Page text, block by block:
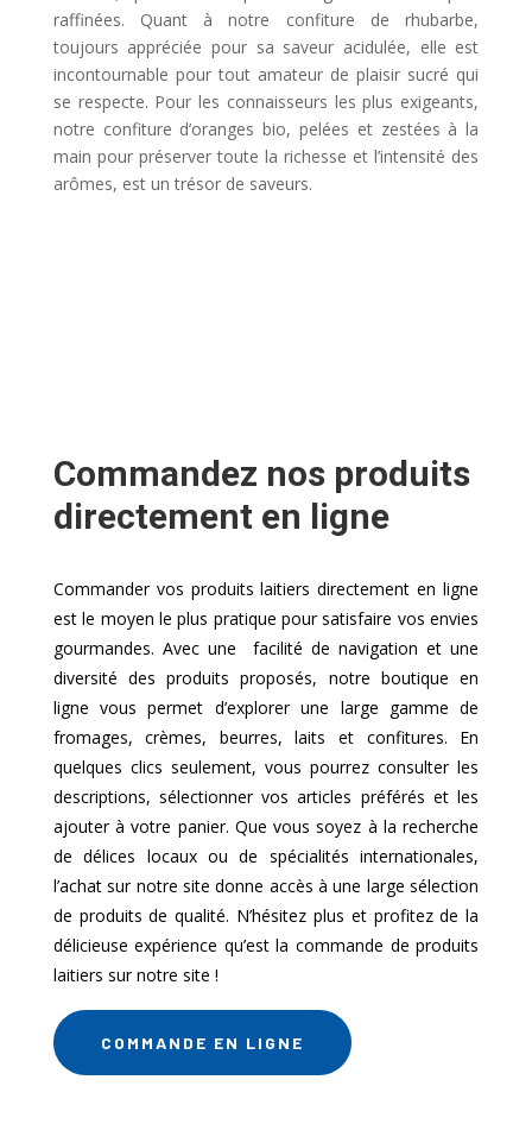
raffinées. Quant à notre confiture de rhubarbe,
toujours appréciée pour sa saveur acidulée, elle est
incontournable pour tout amateur de plaisir sucré qui
se respecte. Pour les connaisseurs les plus exigeants,
notre confiture d’oranges bio, pelées et zestées à la
main pour préserver toute la richesse et l’intensité des
arômes, est un trésor de saveurs.
Commandez nos produits
directement en ligne
Commander vos produits laitiers directement en ligne
est le moyen le plus pratique pour satisfaire vos envies
gourmandes. Avec une facilité de navigation et une
diversité des produits proposés, notre boutique en
ligne vous permet d’explorer une large gamme de
fromages, crèmes, beurres, laits et confitures. En
quelques clics seulement, vous pourrez consulter les
descriptions, sélectionner vos articles préférés et les
ajouter à votre panier. Que vous soyez à la recherche
de délices locaux ou de spécialités internationales,
l’achat sur notre site donne accès à une large sélection
de produits de qualité. N’hésitez plus et profitez de la
délicieuse expérience qu’est la commande de produits
laitiers sur notre site !
COMMANDE EN LIGNE